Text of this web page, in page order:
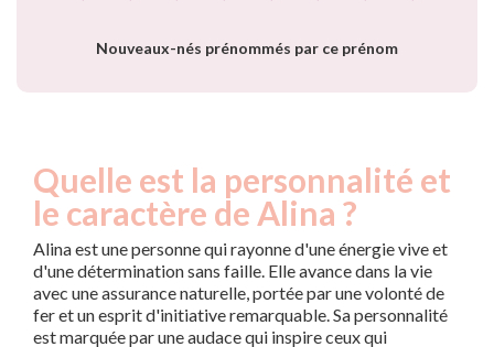
Nouveaux-nés prénommés par ce prénom
Quelle est la personnalité et
le caractère de Alina ?
Alina est une personne qui rayonne d'une énergie vive et
d'une détermination sans faille. Elle avance dans la vie
avec une assurance naturelle, portée par une volonté de
fer et un esprit d'initiative remarquable. Sa personnalité
est marquée par une audace qui inspire ceux qui